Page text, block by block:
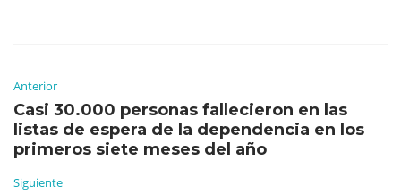
Anterior
Casi 30.000 personas fallecieron en las
listas de espera de la dependencia en los
primeros siete meses del año
Siguiente